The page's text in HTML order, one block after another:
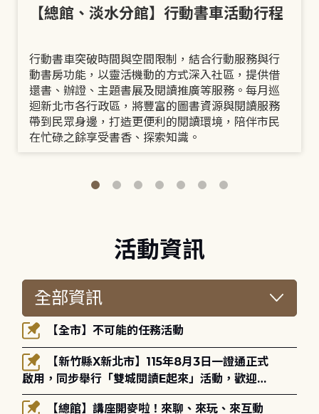
【總館、淡水分館】行動書車活動行程
行動書車突破時間與空間限制，結合行動服務與行
動書房功能，以靈活機動的方式深入社區，提供借
還書、辦證、主題書展及閱讀推廣等服務。每月巡
迴新北市各行政區，將豐富的圖書資源與閱讀服務
帶到民眾身邊，打造更便利的閱讀環境，陪伴市民
在忙碌之餘享受書香、探索知識。
活動資訊
【全市】不可能的任務活動
啟用，同步舉行「雙城閱讀E起來」活動，歡迎踴
躍參加(115年8月3日至10月4日)。